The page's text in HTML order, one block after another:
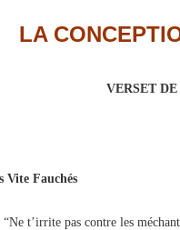
2018/06/Dieu-tout-puissant.mp3
2018/06/Cantique-tel-que-je-
wp-
rempli-de-tritesse.mp3
LA
VERSET
Vite Fauchés
t’irrite pas contre les